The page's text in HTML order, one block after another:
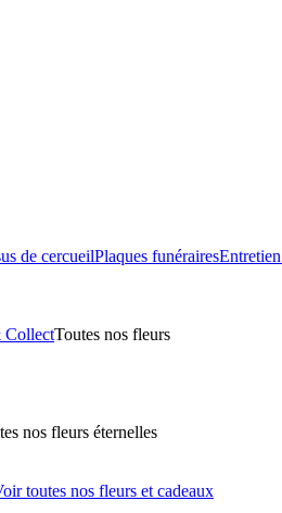
de cercueilPlaques funéraires
Toutes nos fleurs
nos fleurs éternelles
toutes nos fleurs et cadeaux